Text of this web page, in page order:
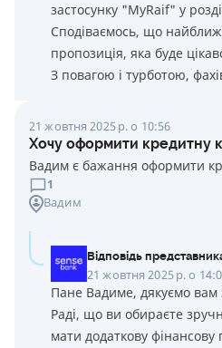
застосунку "MyRaif" у
Сподіваємось, що
пропозиція, яка буде
З повагою і турботою,
21 жовтня 2025 р. о 10:56
Хочу оформити кредитну
Вадим є бажання оформити
1
Вадим
Відповідь
21 жовтня 2025 р. о
Пане Вадиме, дякуємо вам
Раді, що ви обираєте
мати додаткову